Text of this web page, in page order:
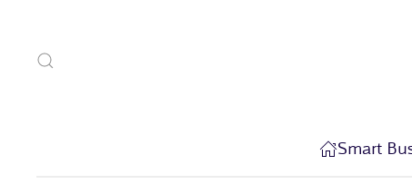
Zum Hauptinhalt springen
Smart